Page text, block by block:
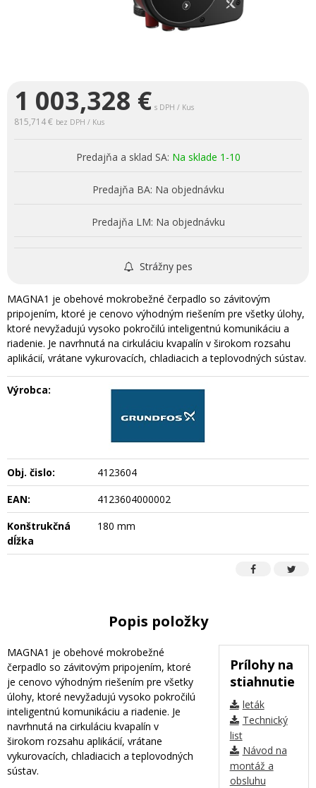
1 003,328 € s DPH / Kus
815,714 € bez DPH / Kus
Predajňa a sklad SA: Na sklade 1-10
Predajňa BA: Na objednávku
Predajňa LM: Na objednávku
Strážny pes
MAGNA1 je obehové mokrobežné čerpadlo so závitovým
pripojením, ktoré je cenovo výhodným riešením pre všetky úlohy,
ktoré nevyžadujú vysoko pokročilú inteligentnú komunikáciu a
riadenie. Je navrhnutá na cirkuláciu kvapalín v širokom rozsahu
aplikácií, vrátane vykurovacích, chladiacich a teplovodných sústav.
Výrobca:
Obj. čislo:
4123604
EAN:
4123604000002
Konštrukčná
dĺžka
180 mm
Popis položky
Prílohy na
stiahnutie
leták
Technický
list
Návod na
montáž a
obsluhu
MAGNA1 je obehové mokrobežné
čerpadlo so závitovým pripojením, ktoré
je cenovo výhodným riešením pre všetky
úlohy, ktoré nevyžadujú vysoko pokročilú
inteligentnú komunikáciu a riadenie. Je
navrhnutá na cirkuláciu kvapalín v
širokom rozsahu aplikácií, vrátane
vykurovacích, chladiacich a teplovodných
sústav.